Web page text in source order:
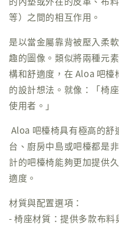
等）之間的相互作用。
是以當金屬靠背被壓入柔
趣的圖像。類似將兩種元
構和舒適度，在 Aloa 吧
的設計想法。就像：「椅
使用者。」
Aloa 吧檯椅具有極高的
台、廚房中島或吧檯都是
計的吧檯椅能夠更加提供
適度。
材質與配置選項：
- 椅座材質：提供多款布料